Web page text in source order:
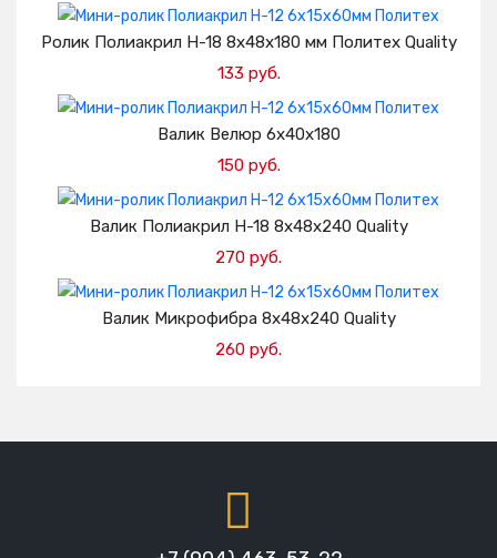
Добавить в корзину
Ролик Полиакрил H-18 8х48х180 мм Политех Quality
133 руб.
Добавить в корзину
Валик Велюр 6х40х180
150 руб.
Добавить в корзину
Валик Полиакрил H-18 8х48х240 Quality
270 руб.
Добавить в корзину
Валик Микрофибра 8х48х240 Quality
260 руб.